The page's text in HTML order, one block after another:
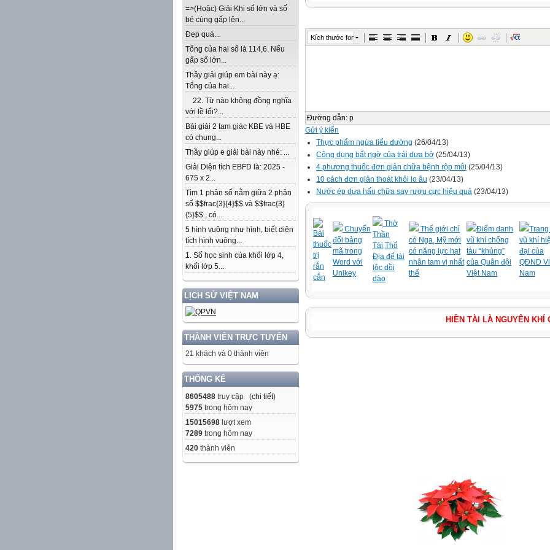
=>(Hoặc) Giải Khi số lớn và số
bé cùng gấp lên...
Đẹp quá...
Tổng của hai số là 114,6. Nếu
gấp số lớn...
Thầy giải giúp em bài này ạ:
Tổng của hai...
22. Từ nào không đồng nghĩa
với lề lối?...
Bài giải 2 tam giác KBE và HBE
có chung...
Thầy giúp e giải bài này nhé: ...
Giải Diện tích EBFD là: 2025 -
675 x 2...
Tìm 1 phân số nằm giữa 2 phân
số $$frac{3}{4}$$ và $$frac{3}
{5}$$ , có...
5 hình vuông như hình, biết diện
tích hình vuông...
1. Số học sinh của khối lớp 4,
khối lớp 5...
LỊCH SỬ VIỆT NAM
THÀNH VIÊN TRỰC TUYẾN
21 khách và 0 thành viên
THỐNG KÊ
8605488 truy cập (chi tiết)
5975 trong hôm nay
15015698 lượt xem
7289 trong hôm nay
420 thành viên
Kích thước font
Đường dẫn: p
Gửi ý kiến
Thực phẩm ngừa tiểu đường (26/04/13)
Công dụng bất ngờ của trái dưa bở (25/04/13)
4 phương thuốc đơn giản chữa bệnh rộp môi (25/04/13)
10 cách đơn giản thoát khỏi lo âu (23/04/13)
Nước ép dưa hấu chữa say rượu cực hiệu quả (23/04/13)
Bài
thuốc
trị
rắn
cắn
Chuyển
đổi bảng
mã trong
Word với
Unikey
Thờ
Thần
Tài,Thổ
Địa để tài
lộc dồi
dào
Thế giới chỉ
có Nga, Mỹ mới
có năng lực hạt
nhân tam vị nhất
thể
Điểm danh
vũ khí chống
tàu “khủng”
của Quân đội
Việt Nam
Trang
vũ khí
đại của
QĐND
Nam
HIỀN TÀI LÀ